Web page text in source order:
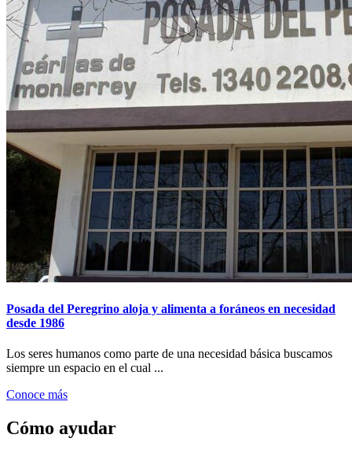
Posada del Peregrino aloja y alimenta a foráneos en necesidad
desde 1986
Los seres humanos como parte de una necesidad básica buscamos
siempre un espacio en el cual ...
Conoce más
Cómo ayudar